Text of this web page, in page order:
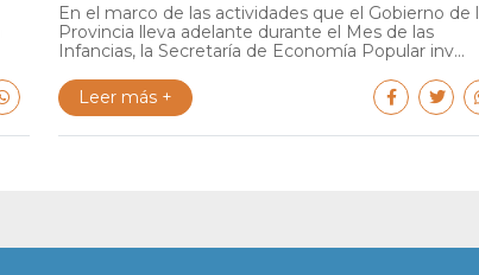
En el marco de las actividades que el Gobierno de
Provincia lleva adelante durante el Mes de las
Infancias, la Secretaría de Economía Popular inv...
Leer más +